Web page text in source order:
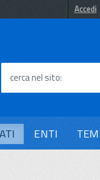
Accedi
cerca nel sito
ENTI